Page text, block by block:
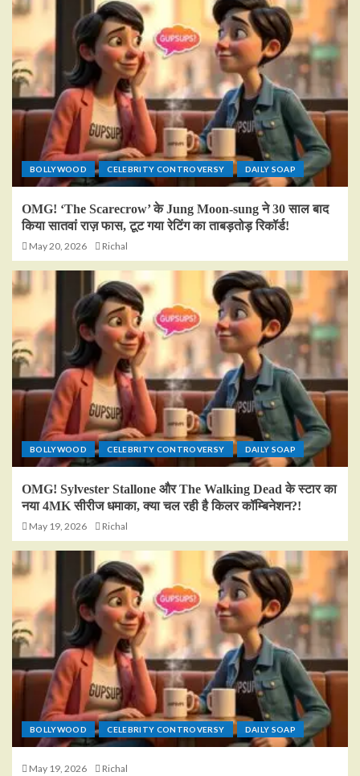
BOLLYWOOD CELEBRITY CONTROVERSY DAILY SOAP
OMG! ‘The Scarecrow’ के Jung Moon-sung ने 30 साल बाद
किया सातवां राज़ फास, टूट गया रेटिंग का ताबड़तोड़ रिकॉर्ड!
May 20, 2026 Richal
BOLLYWOOD CELEBRITY CONTROVERSY DAILY SOAP
OMG! Sylvester Stallone और The Walking Dead के स्टार का
नया 4MK सीरीज धमाका, क्या चल रही है किलर कॉम्बिनेशन?!
May 19, 2026 Richal
BOLLYWOOD CELEBRITY CONTROVERSY DAILY SOAP
May 19, 2026 Richal